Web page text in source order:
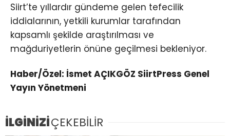
Siirt’te yıllardır gündeme gelen tefecilik
iddialarının, yetkili kurumlar tarafından
kapsamlı şekilde araştırılması ve
mağduriyetlerin önüne geçilmesi bekleniyor.
Haber/Özel: İsmet AÇIKGÖZ SiirtPress Genel
Yayın Yönetmeni
İLGİNİZİÇEKEBİLİR